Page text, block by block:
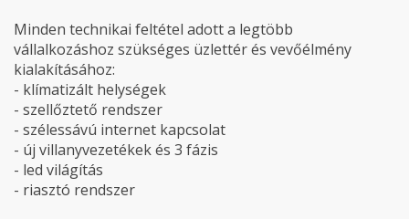
Minden technikai feltétel adott a legtöbb
vállalkozáshoz szükséges üzlettér és vevőélmény
kialakításához:
- klímatizált helységek
- szellőztető rendszer
- szélessávú internet kapcsolat
- új villanyvezetékek és 3 fázis
- led világítás
- riasztó rendszer